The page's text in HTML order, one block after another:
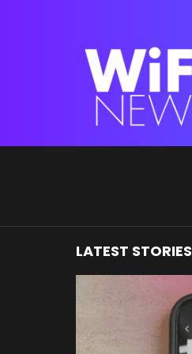
LATEST STORIES